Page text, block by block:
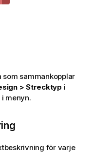
som sammankopplar
> Strecktyp i
menyn.
för varje